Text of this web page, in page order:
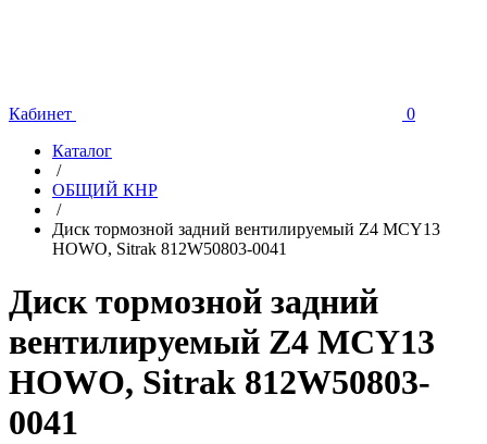
Кабинет
0
Каталог
/
ОБЩИЙ КНР
/
Диск тормозной задний вентилируемый Z4 MCY13
HOWO, Sitrak 812W50803-0041
Диск тормозной задний
вентилируемый Z4 MCY13
HOWO, Sitrak 812W50803-
0041